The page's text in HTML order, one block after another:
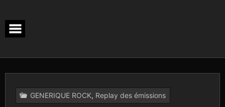
content
GENERIQUE ROCK, Replay des émissions